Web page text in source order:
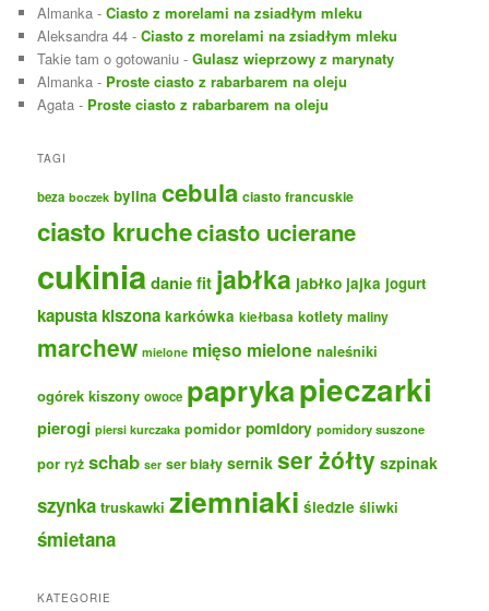
Almanka -Ciasto z morelami na zsiadłym mleku
Aleksandra 44 -Ciasto z morelami na zsiadłym mleku
Takie tam o gotowaniu -Gulasz wieprzowy z marynaty
Almanka - Proste ciasto z rabarbarem na oleju
Agata - Proste ciasto z rabarbarem na oleju
TAGI
beza boczek bylina cebula ciasto francuskie
ciasto krucheciasto ucierane
cukiniadanie fit jabłka jabłko jajka jogurt
kapusta kiszona karkówka kiełbasa kotlety maliny
marchew mielone mięso mielone naleśniki
ogórek kiszony owoce paprykapieczarki
pierogi piersi kurczaka pomidor pomidory pomidory suszone
por ryż schab ser ser biały sernik ser żółty szpinak
szynka truskawki ziemniaki śledzie śliwki
śmietana
KATEGORIE